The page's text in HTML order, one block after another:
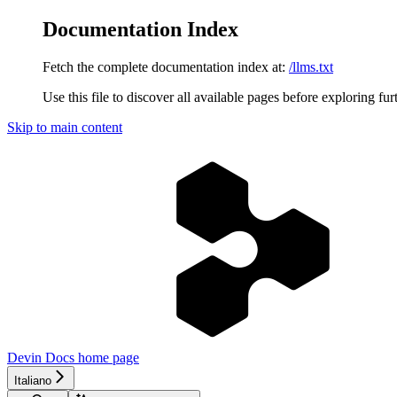
Documentation Index
Fetch the complete documentation index at: /llms.txt
Use this file to discover all available pages before exploring
Skip to main content
Devin Docs home page
Italiano